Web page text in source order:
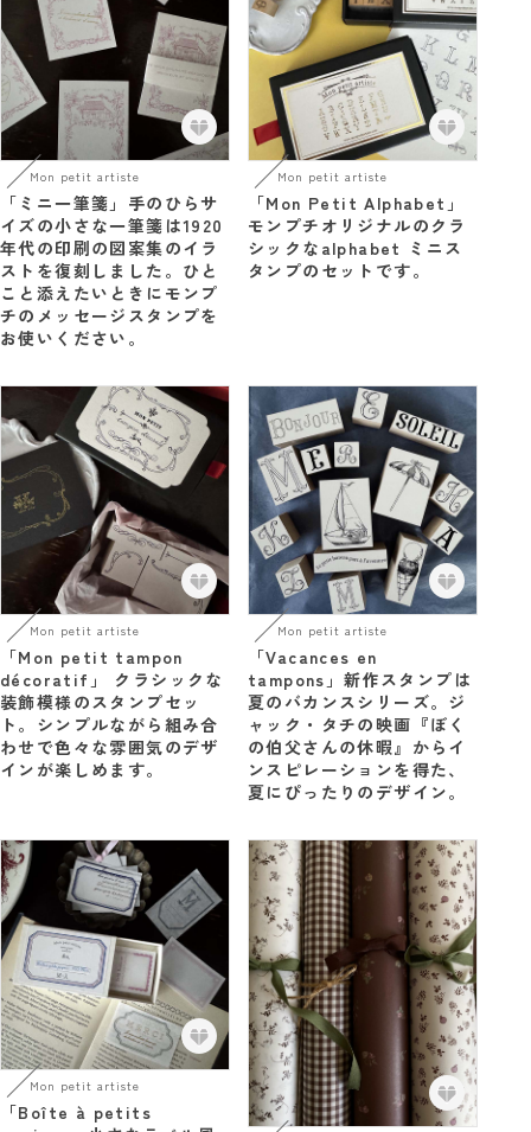
Mon petit artiste
「ミニ一筆箋」手のひらサ
イズの小さな一筆箋は1920
年代の印刷の図案集のイラ
ストを復刻しました。ひと
こと添えたいときにモンプ
チのメッセージスタンプを
お使いください。
Mon petit artiste
「Mon Petit Alphabet」
モンプチオリジナルのクラ
シックなalphabet ミニス
タンプのセットです。
Mon petit artiste
「Mon petit tampon
décoratif」 クラシックな
装飾模様のスタンプセッ
ト。シンプルながら組み合
わせで色々な雰囲気のデザ
インが楽しめます。
Mon petit artiste
「Vacances en
tampons」新作スタンプは
夏のバカンスシリーズ。ジ
ャック・タチの映画『ぼく
の伯父さんの休暇』からイ
ンスピレーションを得た、
夏にぴったりのデザイン。
Mon petit artiste
「Boîte à petits